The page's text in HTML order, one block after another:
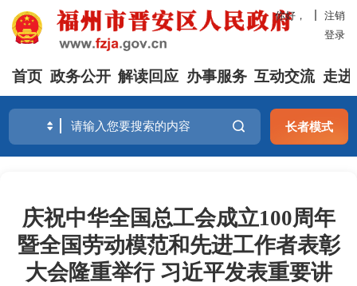
你好，
注销
登录
首页 政务公开 解读回应 办事服务 互动交流 走进
长者模式
庆祝中华全国总工会成立100周年
暨全国劳动模范和先进工作者表彰
大会隆重举行 习近平发表重要讲